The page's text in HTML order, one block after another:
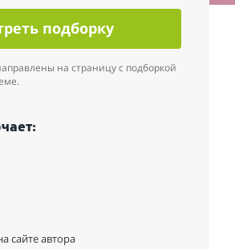
подборку
на страницу с подборкой
сайте автора